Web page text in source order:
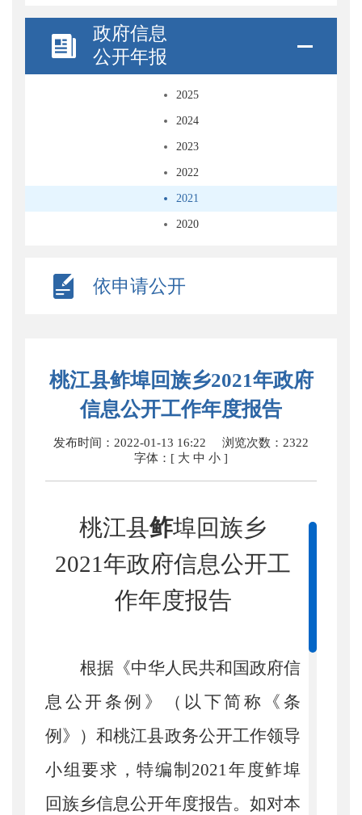
政府信息
公开年报
2025
2024
2023
2022
2021
2020
依申请公开
桃江县鲊埠回族乡2021年政府
信息公开工作年度报告
发布时间：2022-01-13 16:22 浏览次数： 2322
字体：[ 大 中 小 ]
桃江县鲊埠回族乡
2021年政府信息公开工
作年度报告
根据《中华人民共和国政府信
息公开条例》（以下简称《条
例》）和桃江县政务公开工作领导
小组要求，特编制 2021年度鲊埠
回族乡信息公开年度报告。如对本